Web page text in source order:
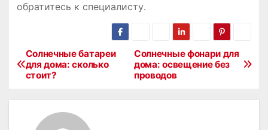
обратитесь к специалисту․
Н
Солнечные фонари для
дома: освещение без
проводов
Солнечные батареи
для дома: сколько
стоит?